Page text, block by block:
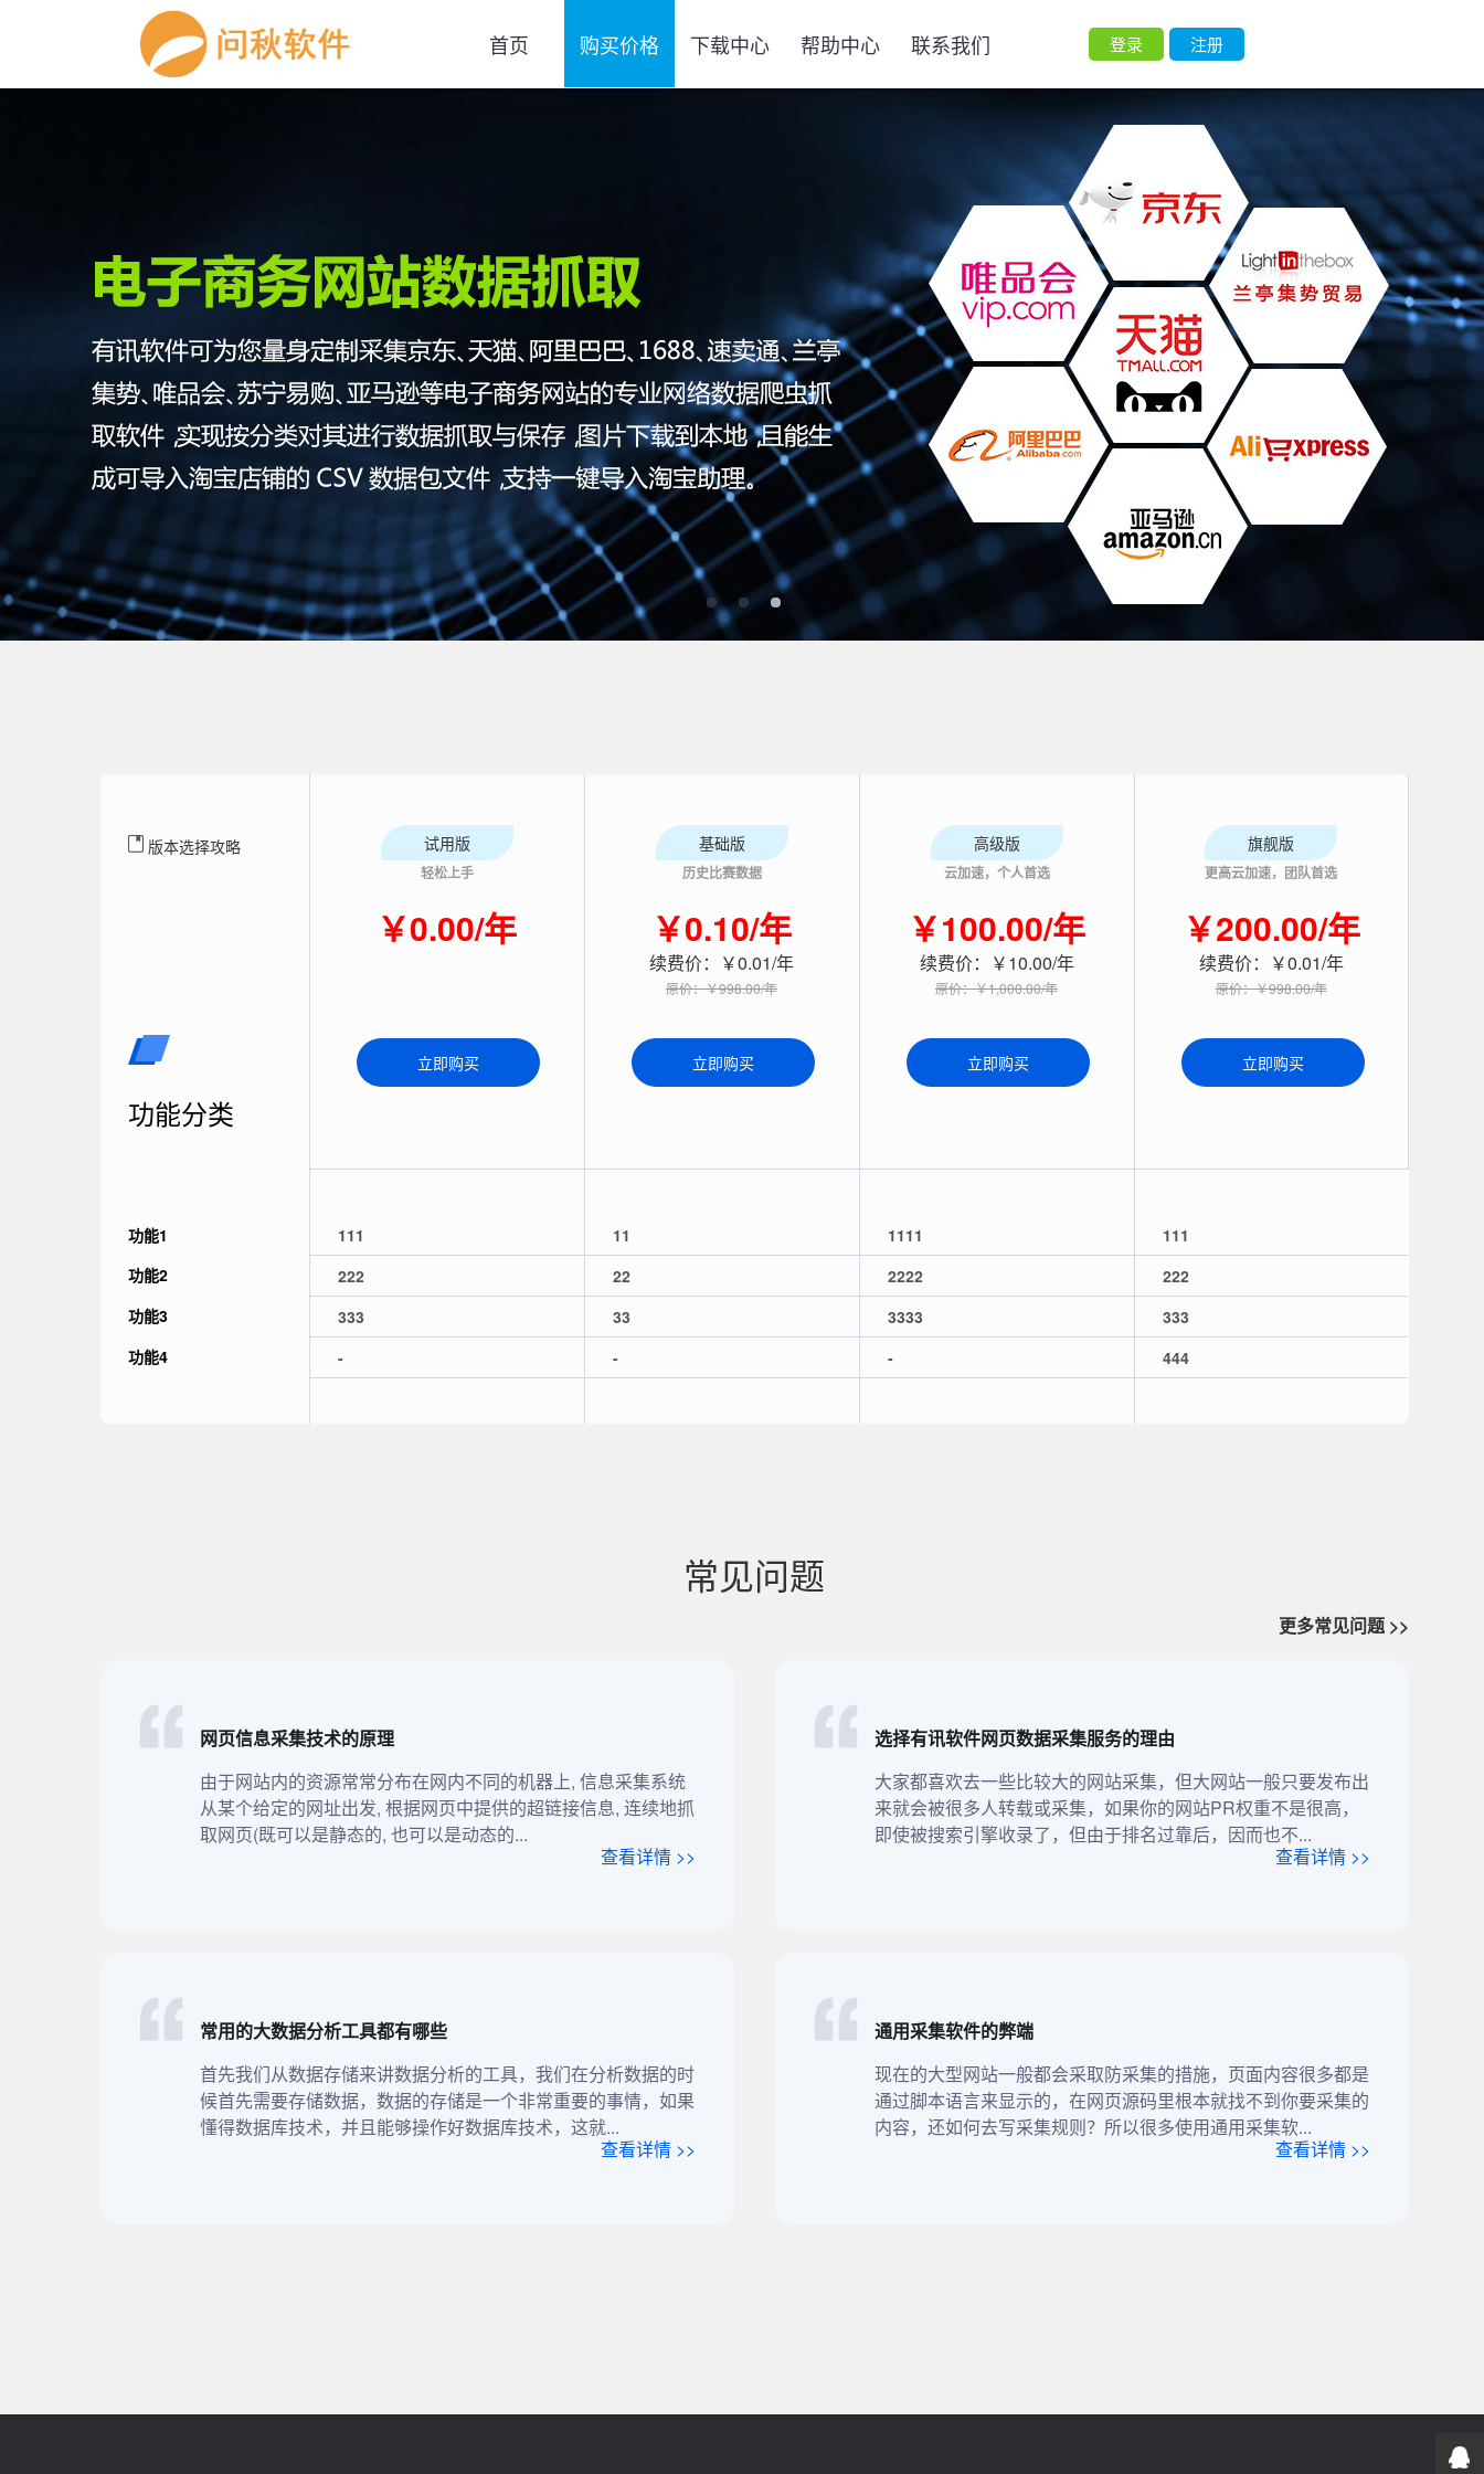
首页 购买价格 下载中心 帮助中心 联系我们 注册
登录
版本选择攻略
功能分类
试用版
轻松上手
￥0.00/年
立即购买
基础版
历史比赛数据
￥0.10/年
续费价：￥0.01/年
原价：￥998.00/年
立即购买
高级版
云加速，个人首选
￥100.00/年
续费价：￥10.00/年
原价：￥1,000.00/年
立即购买
旗舰版
更高云加速，团队首选
￥200.00/年
续费价：￥0.01/年
原价：￥998.00/年
立即购买
功能1 111 11 1111
111
功能2
222 22 2222
222
功能3
333 33 3333
333
功能4
- - - 444
常见问题
更多常见问题 >>
网页信息采集技术的原理
由于网站内的资源常常分布在网内不同的机器上, 信息采集系统
从某个给定的网址出发, 根据网页中提供的超链接信息, 连续地抓
取网页(既可以是静态的, 也可以是动态的...
查看详情 >>
选择有讯软件网页数据采集服务的理由
大家都喜欢去一些比较大的网站采集，但大网站一般只要发布出
来就会被很多人转载或采集，如果你的网站PR权重不是很高，
即使被搜索引擎收录了，但由于排名过靠后，因而也不...
查看详情 >>
常用的大数据分析工具都有哪些
首先我们从数据存储来讲数据分析​的工具，我们在分析数据的时
候首先需要存储数据，数据的存储是一个非常重要的事情，如果
懂得数据库技术，并且能够操作好数据库技术，这就...
查看详情 >>
通用采集软件的弊端
现在的大型网站一般都会采取防采集的措施，页面内容很多都是
通过脚本语言来显示的，在网页源码里根本就找不到你要采集的
内容，还如何去写采集规则？所以很多使用通用采集软...
查看详情 >>